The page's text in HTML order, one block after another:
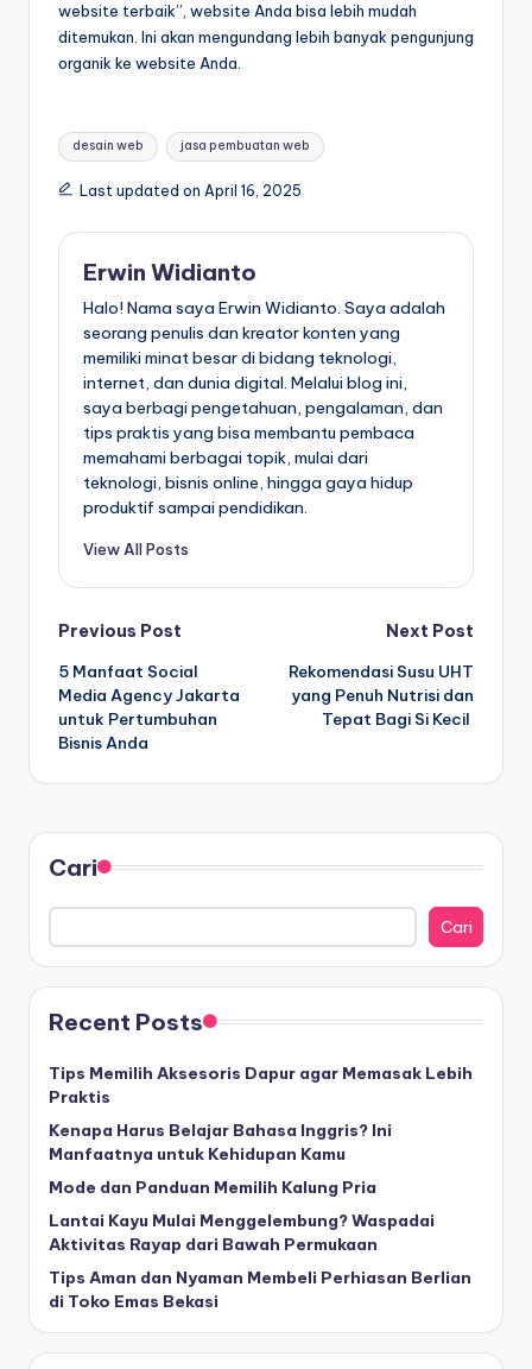
website terbaik”, website Anda bisa lebih mudah
ditemukan. Ini akan mengundang lebih banyak pengunjung
organik ke website Anda.
Tags:
desain web jasa pembuatan web
Last updated on April 16, 2025
Erwin Widianto
Halo! Nama saya Erwin Widianto. Saya adalah
seorang penulis dan kreator konten yang
memiliki minat besar di bidang teknologi,
internet, dan dunia digital. Melalui blog ini,
saya berbagi pengetahuan, pengalaman, dan
tips praktis yang bisa membantu pembaca
memahami berbagai topik, mulai dari
teknologi, bisnis online, hingga gaya hidup
produktif sampai pendidikan.
View All Posts
Post
navigation
Previous Post
5 Manfaat Social
Media Agency Jakarta
untuk Pertumbuhan
Bisnis Anda
Next Post
Rekomendasi Susu UHT
yang Penuh Nutrisi dan
Tepat Bagi Si Kecil
Cari
Cari
Recent Posts
Tips Memilih Aksesoris Dapur agar Memasak Lebih
Praktis
Kenapa Harus Belajar Bahasa Inggris? Ini
Manfaatnya untuk Kehidupan Kamu
Mode dan Panduan Memilih Kalung Pria
Lantai Kayu Mulai Menggelembung? Waspadai
Aktivitas Rayap dari Bawah Permukaan
Tips Aman dan Nyaman Membeli Perhiasan Berlian
di Toko Emas Bekasi